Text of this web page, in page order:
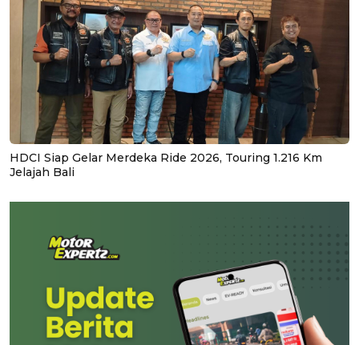
HDCI Siap Gelar Merdeka Ride 2026, Touring 1.216 Km
Jelajah Bali